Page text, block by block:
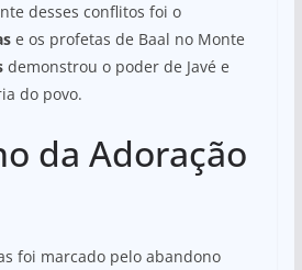
desses conflitos foi o
e os profetas de Baal no Monte
demonstrou o poder de Javé e
do povo.
da Adoração
foi marcado pelo abandono